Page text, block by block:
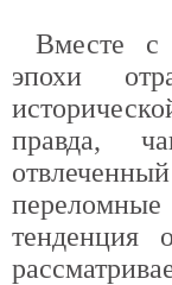
Вместе с
эпохи
правда,
тенденция